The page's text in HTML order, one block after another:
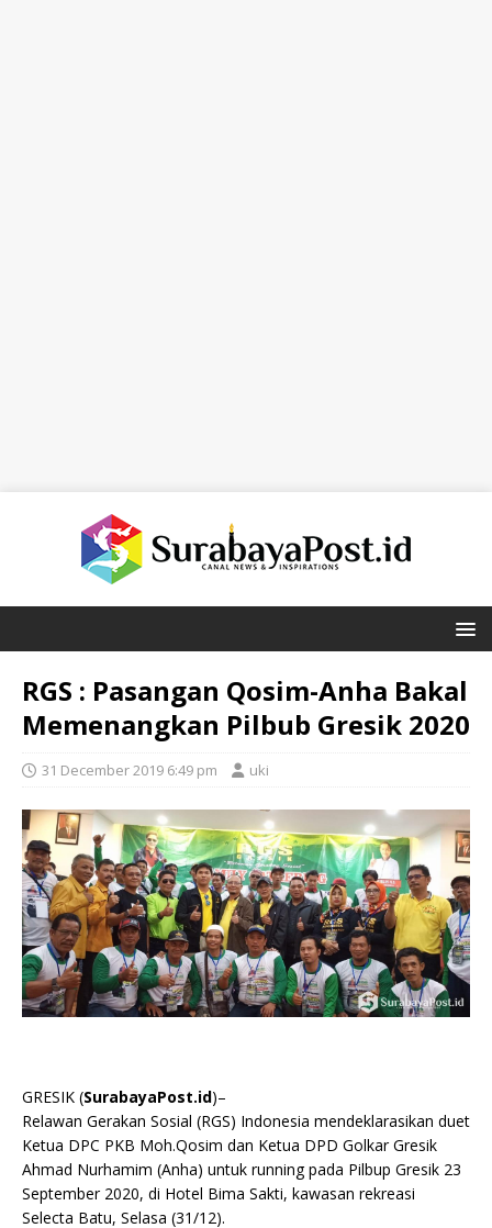
RGS : Pasangan Qosim-Anha Bakal
Memenangkan Pilbub Gresik 2020
31 December 2019 6:49 pm uki
GRESIK (SurabayaPost.id)–
Relawan Gerakan Sosial (RGS) Indonesia mendeklarasikan duet
Ketua DPC PKB Moh.Qosim dan Ketua DPD Golkar Gresik
Ahmad Nurhamim (Anha) untuk running pada Pilbup Gresik 23
September 2020, di Hotel Bima Sakti, kawasan rekreasi
Selecta Batu, Selasa (31/12).